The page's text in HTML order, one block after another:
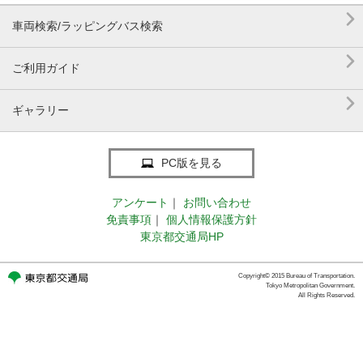
車両検索/ラッピングバス検索 
ご利用ガイド 
ギャラリー 
PC版を見る
アンケート ｜
お問い合わせ
免責事項 ｜
個人情報保護方針
東京都交通局HP
Copyright© 2015 Bureau of Transportation.
Tokyo Metropolitan Government.
All Rights Reserved.